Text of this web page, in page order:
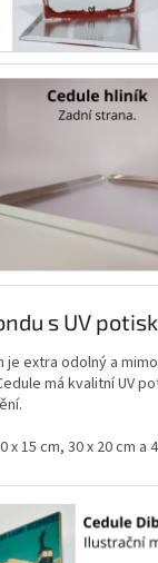
s UV
je extra odolný a
má kvalitní UV
x 15 cm, 30 x 20 cm a